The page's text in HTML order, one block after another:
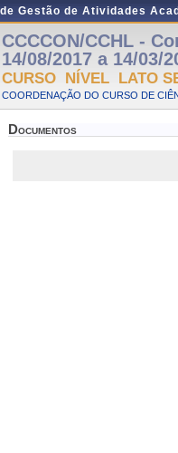
Gestão de Atividades
CCCCON/CCHL -
14/08/2017 a 14/03/
CURSO NÍVEL LATO
COORDENAÇÃO DO CURSO DE
Documentos